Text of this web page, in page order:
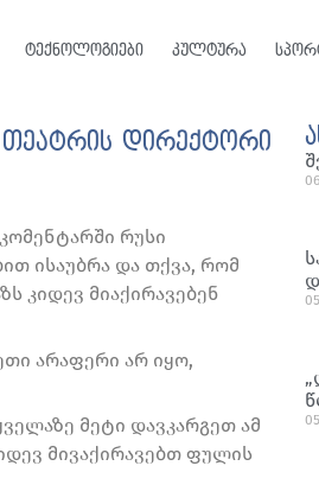
ტექნოლოგიები კულტურა
თეატრის დირექტორი
რუსი
ისაუბრა და თქვა, რომ
კიდევ მიაქირავებენ
არაფერი არ იყო,
მეტი დავკარგეთ ამ
მივაქირავებთ ფულის